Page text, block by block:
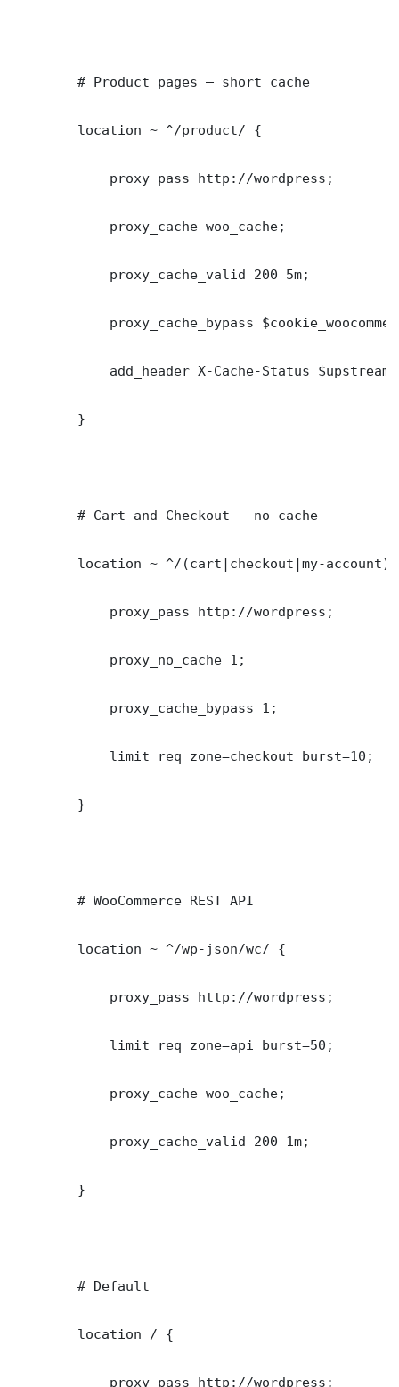
        # Product pages — short cache
        location ~ ^/product/ {
            proxy_pass http://wordpress;
            proxy_cache woo_cache;
            proxy_cache_valid 200 5m;
proxy_cache_bypass
add_header X-Cache-Status
        }
        # Cart and Checkout — no cache
location ~ ^/(cart|checkout|my-
            proxy_pass http://wordpress;
            proxy_no_cache 1;
            proxy_cache_bypass 1;
            limit_req zone=checkout burst=10;
        }
        # WooCommerce REST API
        location ~ ^/wp-json/wc/ {
            proxy_pass http://wordpress;
            limit_req zone=api burst=50;
            proxy_cache woo_cache;
            proxy_cache_valid 200 1m;
        }
        # Default
        location / {
            proxy_pass http://wordpress;